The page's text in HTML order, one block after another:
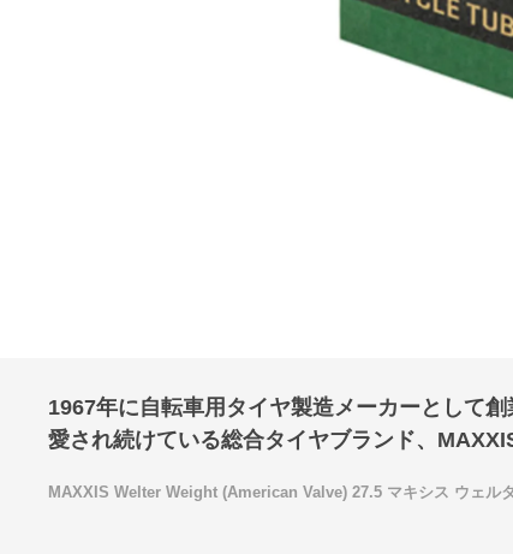
1967年に自転車用タイヤ製造メーカーとして
愛され続けている総合タイヤブランド、
MAXXIS Welter Weight (American Valve) 27.5 マキシス ウェル